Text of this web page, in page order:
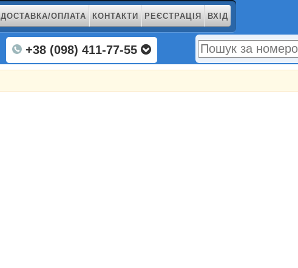
ДОСТАВКА/ОПЛАТА КОНТАКТИ РЕЄСТРАЦІЯ ВХІД
+38 (098) 411-77-55